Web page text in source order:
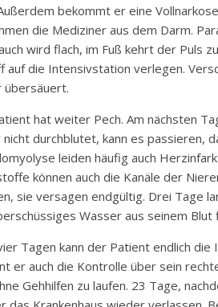
bekommt er eine
die Mediziner aus dem Darm.
wird flach, im Fuß kehrt der Puls
auf die Intensivstation verlegen.
übersäuert.
hat weiter Pech. Am nächsten
nicht durchblutet, kann es passieren,
leiden häufig auch
können auch die Kanäle der
sie versagen endgültig. Drei Tage
Wasser aus seinem Blut
Tagen kann der Patient endlich
er auch die Kontrolle über sein
Gehhilfen zu laufen. 23 Tage,